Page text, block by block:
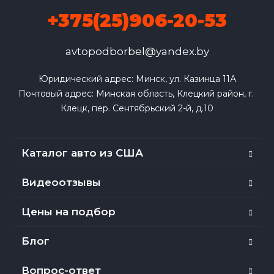
+375(25)906-20-53
avtopodborbel@yandex.by
Юридический адрес: Минск, ул. Казинца 11А
Почтовый адрес: Минская область, Клецкий район, г.
Клецк, пер. Сентябрьский 2-й, д.10
Каталог авто из США
Видеоотзывы
Цены на подбор
Блог
Вопрос-ответ